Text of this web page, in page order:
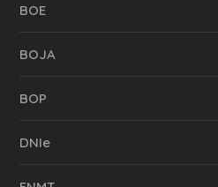
BOE
BOJA
BOP
DNIe